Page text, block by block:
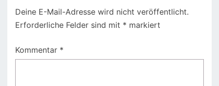
Deine E-Mail-Adresse wird nicht veröffentlicht.
Erforderliche Felder sind mit * markiert
Kommentar *